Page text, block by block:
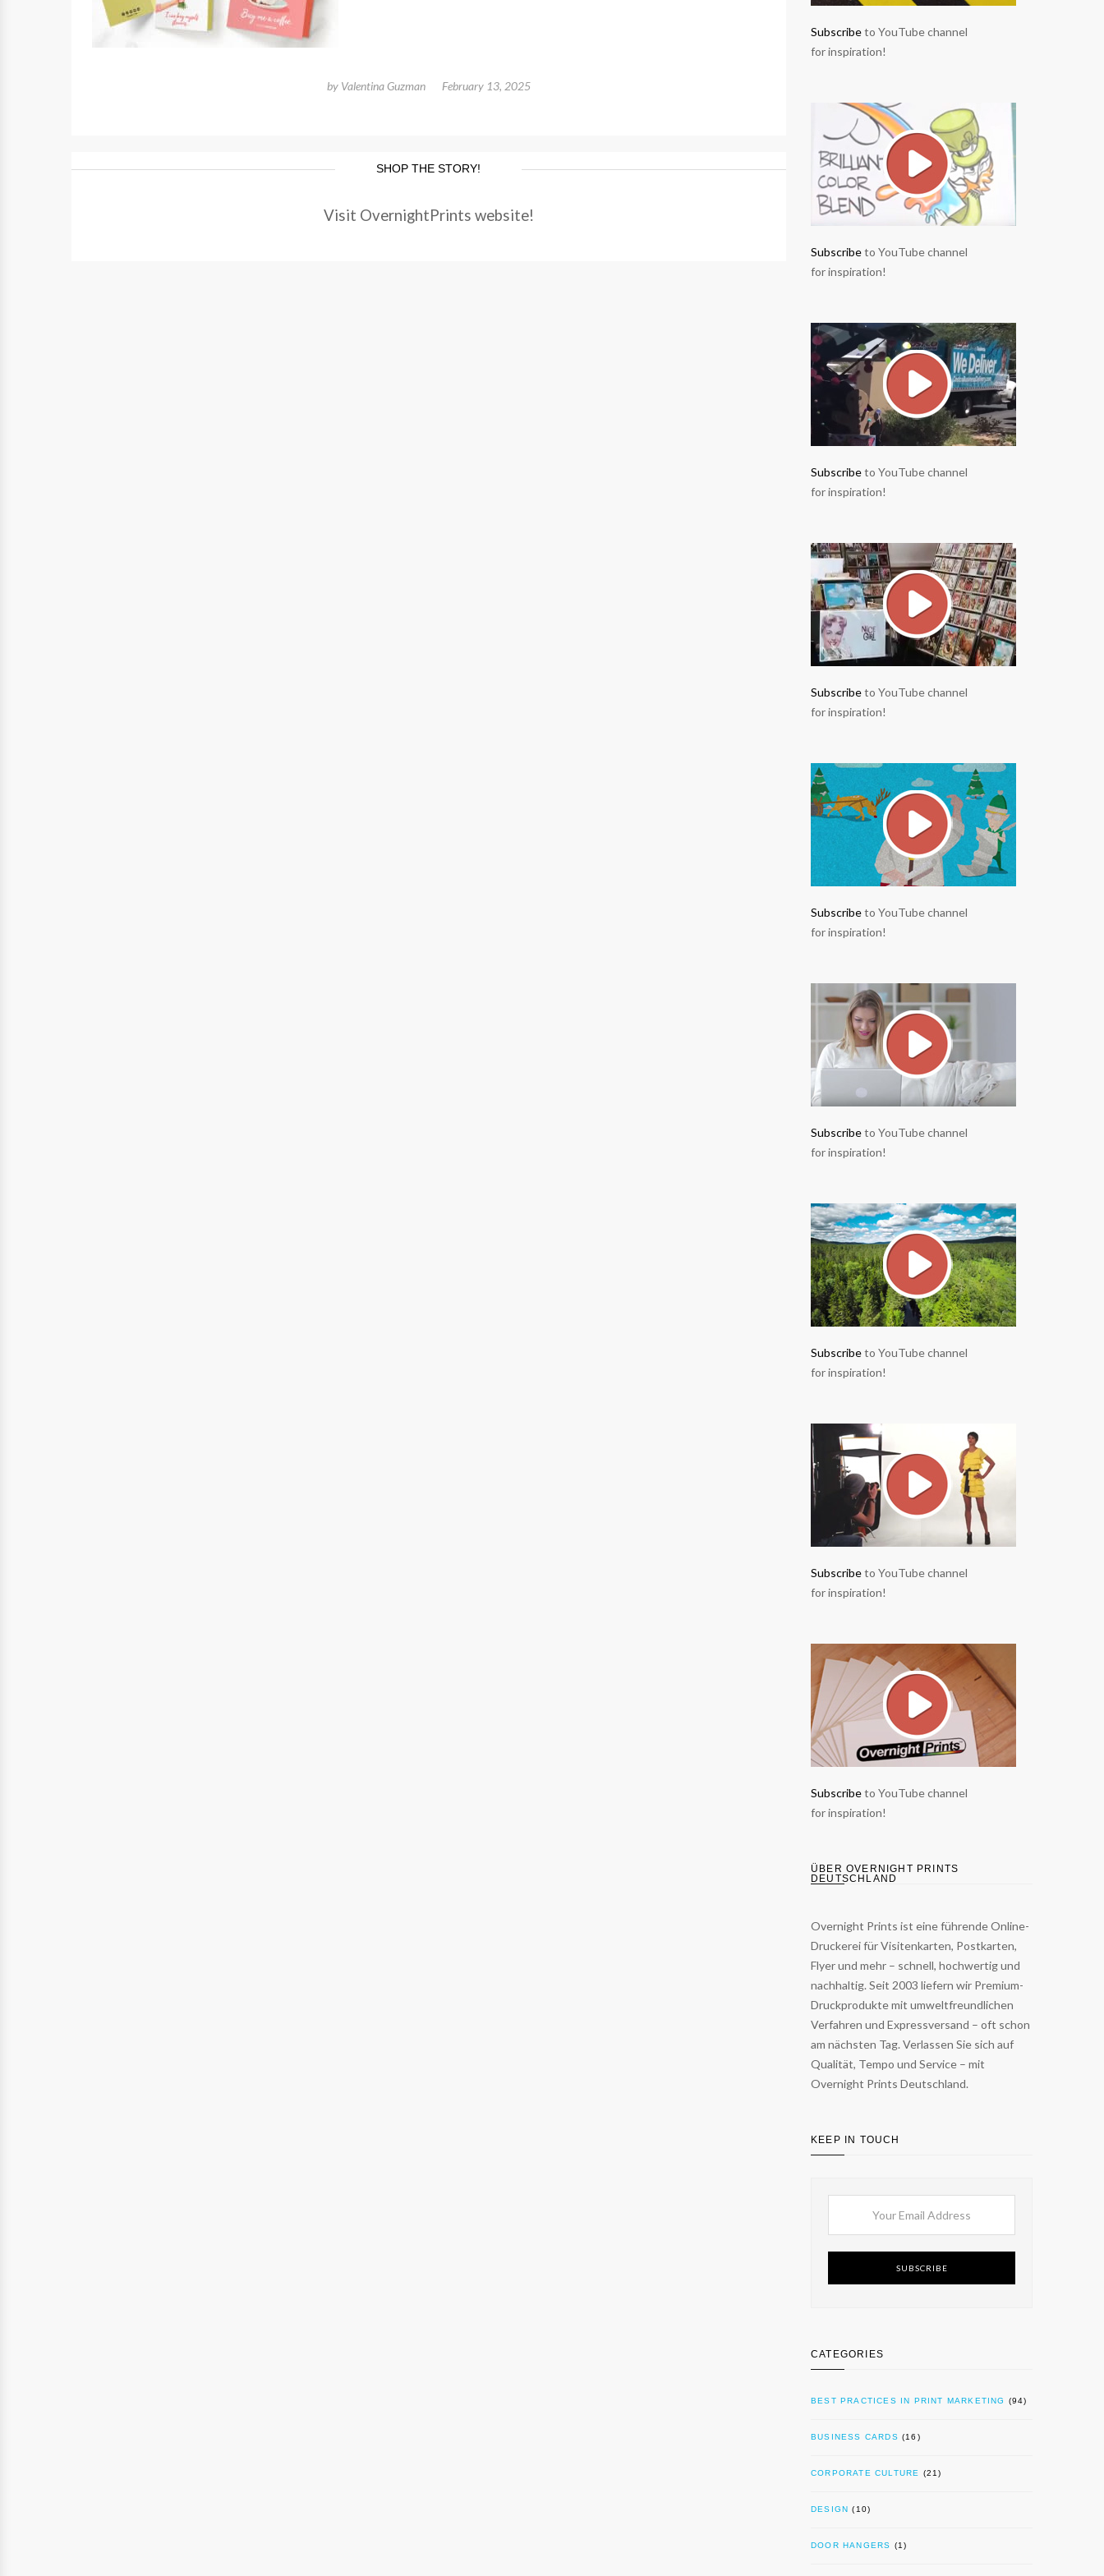
by Valentina Guzman February 13, 2025
SHOP THE STORY!
Visit OvernightPrints website!
Subscribeto YouTube channel
for inspiration!
Subscribeto YouTube channel
for inspiration!
Subscribeto YouTube channel
for inspiration!
Subscribeto YouTube channel
for inspiration!
Subscribeto YouTube channel
for inspiration!
Subscribeto YouTube channel
for inspiration!
Subscribeto YouTube channel
for inspiration!
Subscribeto YouTube channel
for inspiration!
Subscribeto YouTube channel
for inspiration!
ÜBER OVERNIGHT PRINTS
DEUTSCHLAND
Overnight Prints ist eine führende Online-
Druckerei für Visitenkarten, Postkarten,
Flyer und mehr – schnell, hochwertig und
nachhaltig. Seit 2003 liefern wir Premium-
Druckprodukte mit umweltfreundlichen
Verfahren und Expressversand – oft schon
am nächsten Tag. Verlassen Sie sich auf
Qualität, Tempo und Service – mit
Overnight Prints Deutschland.
KEEP IN TOUCH
SUBSCRIBE
CATEGORIES
BEST PRACTICES IN PRINT MARKETING (94)
BUSINESS CARDS (16)
CORPORATE CULTURE (21)
DESIGN (10)
DOOR HANGERS (1)